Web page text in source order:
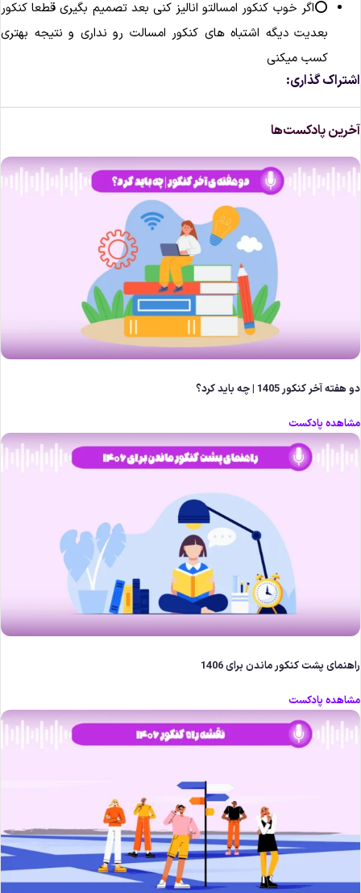
⭕️اگر خوب کنکور امسالتو انالیز کنی بعد تصمیم بگیری قطعا کنکور
بعدیت دیگه اشتباه های کنکور امسالت رو نداری و نتیجه بهتری
کسب میکنی
گذاری:
پادکست‌ها
هفته آخر کنکور 1405 | چه باید کرد؟
پادکست
پشت کنکور ماندن برای 1406
پادکست